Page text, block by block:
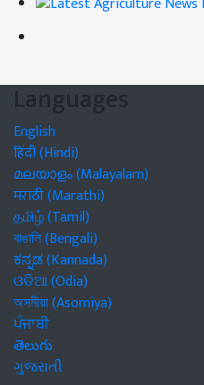
Languages
English
हिंदी (Hindi)
മലയാളം (Malayalam)
मराठी (Marathi)
தமிழ் (Tamil)
বাঙালি (Bengali)
ಕನ್ನಡ (Kannada)
ଓଡିଆ (Odia)
অসমীয়া (Asomiya)
ਪੰਜਾਬੀ
తెలుగు
ગુજરાતી